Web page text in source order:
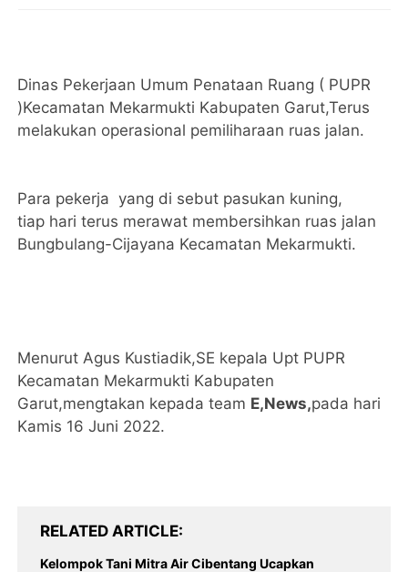
Dinas Pekerjaan Umum Penataan Ruang ( PUPR
)Kecamatan Mekarmukti Kabupaten Garut,Terus
melakukan operasional pemiliharaan ruas jalan.
Para pekerja yang di sebut pasukan kuning,
tiap hari terus merawat membersihkan ruas jalan
Bungbulang-Cijayana Kecamatan Mekarmukti.
Menurut Agus Kustiadik,SE kepala Upt PUPR
Kecamatan Mekarmukti Kabupaten
Garut,mengtakan kepada team E,News,pada hari
Kamis 16 Juni 2022.
RELATED ARTICLE
Kelompok Tani Mitra Air Cibentang Ucapkan